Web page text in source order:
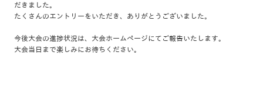
だきました。
たくさんのエントリーをいただき、ありがとうございました。
今後大会の進捗状況は、大会ホームページにてご報告いたします。
大会当日まで楽しみにお待ちください。